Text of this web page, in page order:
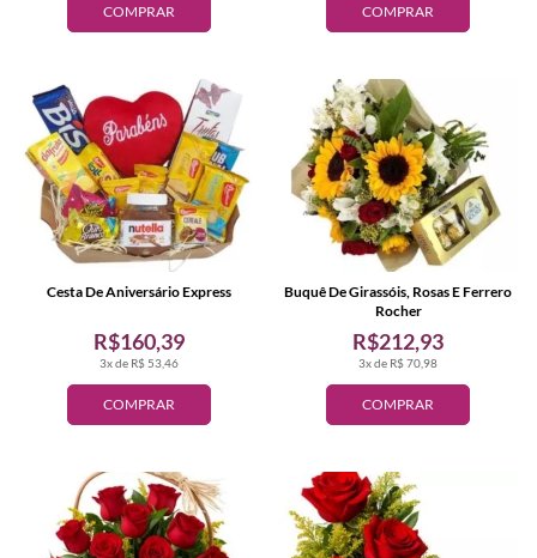
COMPRAR COMPRAR
COMPRAR
3x de R$ 53,46
R$160,39
Cesta De Aniversário Express
COMPRAR
3x de R$ 70,98
R$212,93
Buquê De Girassóis, Rosas E Ferrero
Rocher